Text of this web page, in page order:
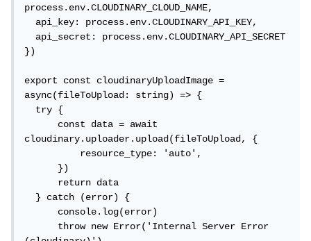
process.env.CLOUDINARY_CLOUD_NAME,
  api_key: process.env.CLOUDINARY_API_KEY,
  api_secret: process.env.CLOUDINARY_API_SECRET
})
export const cloudinaryUploadImage =
async(fileToUpload: string) => {
  try {
      const data = await
cloudinary.uploader.upload(fileToUpload, {
          resource_type: 'auto',
      })
      return data
  } catch (error) {
      console.log(error)
      throw new Error('Internal Server Error